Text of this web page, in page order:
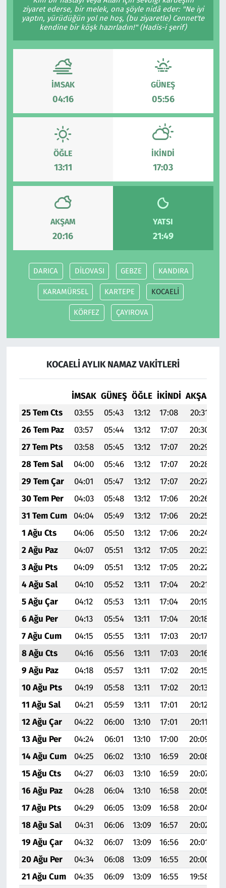
ziyaret ederse, bir melek, ona şöyle nidâ eder: "Ne iyi
yaptın, yürüdüğün yol ne hoş, (bu ziyaretle) Cennet'te
kendine bir köşk hazırladın!" (Hadis-i şerif)
İMSAK
04:16
GÜNEŞ
05:56
ÖĞLE
13:11
İKINDI
17:03
AKŞAM
20:16
YATSI
21:49
DARICA DİLOVASI GEBZE KANDIRA
KARAMÜRSEL KARTEPE KOCAELİ
KÖRFEZ ÇAYIROVA
KOCAELİ AYLIK NAMAZ VAKITLERI
İMSAK GÜNEŞ ÖĞLE İKINDI AKŞAM
25 Tem Cts
03:55 05:43 13:12 17:08 20:31
26 Tem Paz
03:57 05:44 13:12 17:07 20:30
27 Tem Pts
03:58 05:45 13:12 17:07 20:29
28 Tem Sal
04:00 05:46 13:12 17:07 20:28
29 Tem Çar
04:01 05:47 13:12 17:07 20:27
30 Tem Per
04:03 05:48 13:12 17:06 20:26
31 Tem Cum
04:04 05:49 13:12 17:06 20:25
1 Ağu Cts
04:06 05:50 13:12 17:06 20:24
2 Ağu Paz
04:07 05:51 13:12 17:05 20:23
3 Ağu Pts
04:09 05:51 13:12 17:05 20:22
4 Ağu Sal
04:10 05:52 13:11 17:04 20:21
5 Ağu Çar
04:12 05:53 13:11 17:04 20:19
6 Ağu Per
04:13 05:54 13:11 17:04 20:18
7 Ağu Cum
04:15 05:55 13:11 17:03 20:17
8 Ağu Cts
04:16 05:56 13:11 17:03 20:16
9 Ağu Paz
04:18 05:57 13:11 17:02 20:15
10 Ağu Pts
04:19 05:58 13:11 17:02 20:13
11 Ağu Sal
04:21 05:59 13:11 17:01 20:12
12 Ağu Çar
04:22 06:00 13:10 17:01 20:11
13 Ağu Per
04:24 06:01 13:10 17:00 20:09
14 Ağu Cum
04:25 06:02 13:10 16:59 20:08
15 Ağu Cts
04:27 06:03 13:10 16:59 20:07
16 Ağu Paz
04:28 06:04 13:10 16:58 20:05
17 Ağu Pts
04:29 06:05 13:09 16:58 20:04
18 Ağu Sal
04:31 06:06 13:09 16:57 20:02
19 Ağu Çar
04:32 06:07 13:09 16:56 20:01
20 Ağu Per
04:34 06:08 13:09 16:55 20:00
21 Ağu Cum
04:35 06:09 13:09 16:55 19:58
Çevre & Doğa
Eğitim
Turizm